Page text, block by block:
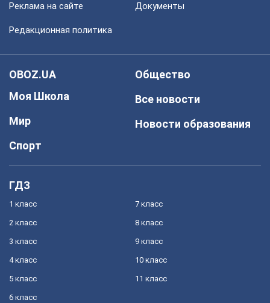
Реклама на сайте Документы
Редакционная политика
OBOZ.UA
Моя Школа
Мир
Спорт
Общество
Все новости
Новости образования
ГДЗ
1 класс
2 класс
3 класс
4 класс
5 класс
6 класс
7 класс
8 класс
9 класс
10 класс
11 класс